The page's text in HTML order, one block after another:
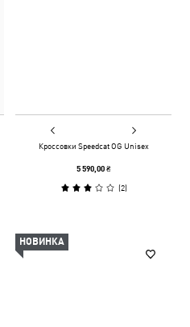
Кроссовки Speedcat OG Unisex
5 590,00 ₴
(2)
НОВИНКА